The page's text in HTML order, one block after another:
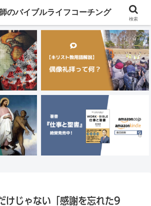
メニュー
けじゃない「感謝を忘れた9
のバイブルライフコーチング
検索